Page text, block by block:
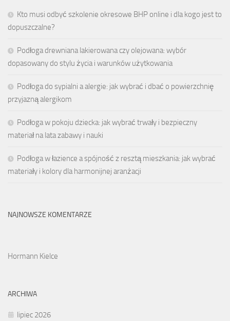
Kto musi odbyć szkolenie okresowe BHP online i dla kogo jest to
dopuszczalne?
Podłoga drewniana lakierowana czy olejowana: wybór
dopasowany do stylu życia i warunków użytkowania
Podłoga do sypialni a alergie: jak wybrać i dbać o powierzchnię
przyjazną alergikom
Podłoga w pokoju dziecka: jak wybrać trwały i bezpieczny
materiał na lata zabawy i nauki
Podłoga w łazience a spójność z resztą mieszkania: jak wybrać
materiały i kolory dla harmonijnej aranżacji
NAJNOWSZE KOMENTARZE
Hormann Kielce
ARCHIWA
lipiec 2026